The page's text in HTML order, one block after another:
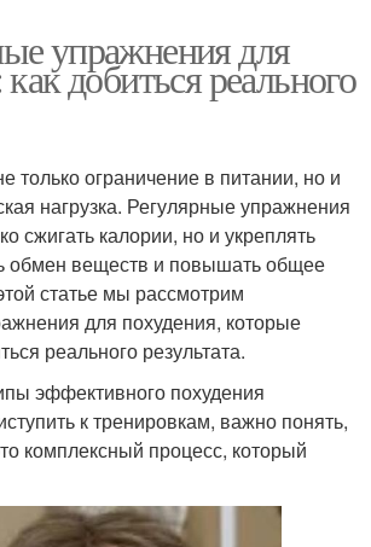
упражнения для
добиться реального
только ограничение в питании, но и
нагрузка. Регулярные упражнения
сжигать калории, но и укреплять
веществ и повышать общее
статье мы рассмотрим
для похудения, которые
реального результата.
эффективного похудения
к тренировкам, важно понять,
комплексный процесс, который